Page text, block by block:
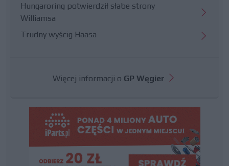
Hungaroring potwierdził słabe strony
Williamsa
Trudny wyścig Haasa
Więcej informacji o GP Węgier